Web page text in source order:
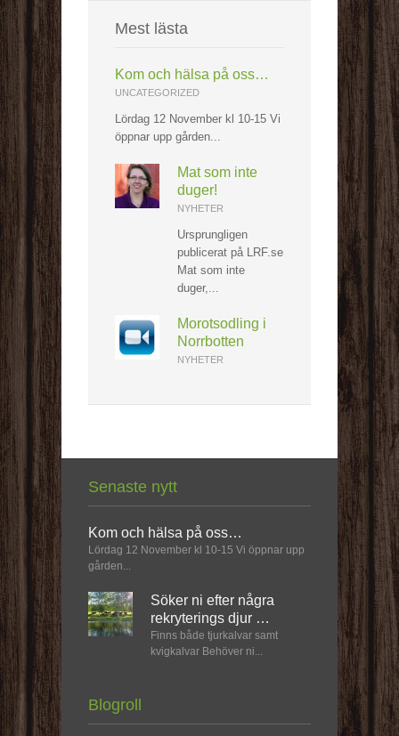
Mest lästa
Kom och hälsa på oss…
UNCATEGORIZED
Lördag 12 November kl 10-15 Vi
öppnar upp gården...
Mat som inte
duger!
NYHETER
Ursprungligen
publicerat på LRF.se
Mat som inte
duger,...
Morotsodling i
Norrbotten
NYHETER
Senaste nytt
Kom och hälsa på oss…
Lördag 12 November kl 10-15 Vi öppnar upp
gården...
Söker ni efter några
rekryterings djur …
Finns både tjurkalvar samt
kvigkalvar Behöver ni...
Blogroll